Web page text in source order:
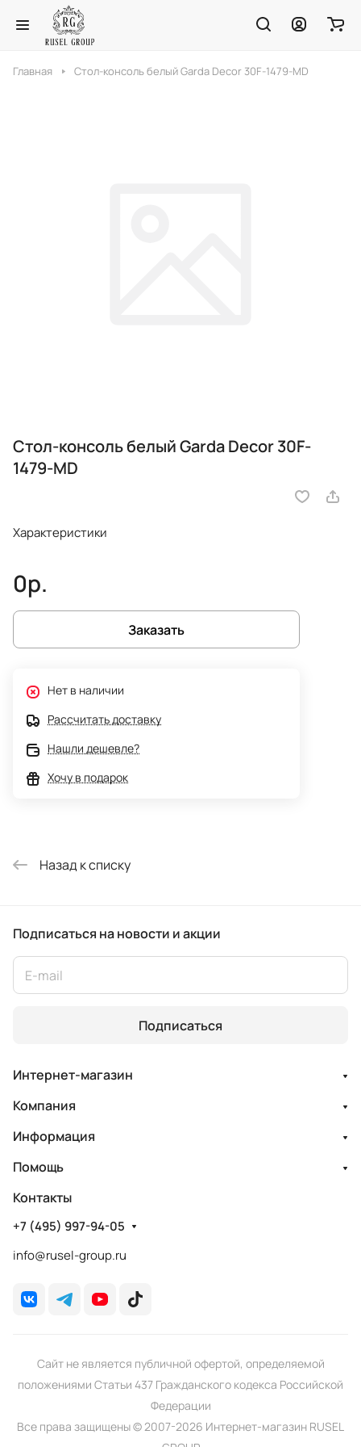
Главная Стол-консоль белый Garda Decor 30F-1479-MD
Стол-консоль белый Garda Decor 30F-
1479-MD
Характеристики
0р.
Заказать
Нет в наличии
Рассчитать доставку
Нашли дешевле?
Хочу в подарок
Назад к списку
Подписаться на новости и акции
Подписаться
Интернет-магазин
Компания
Информация
Помощь
Контакты
+7 (495) 997-94-05
info@rusel-group.ru
Сайт не является публичной офертой, определяемой
положениями Статьи 437 Гражданского кодекса Российской
Федерации
Все права защищены © 2007-2026 Интернет-магазин RUSEL